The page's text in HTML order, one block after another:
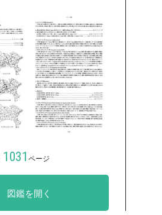
1031 ページ
図鑑を開く